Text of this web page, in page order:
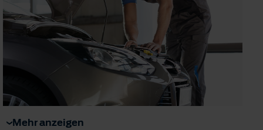
Mehr anzeigen